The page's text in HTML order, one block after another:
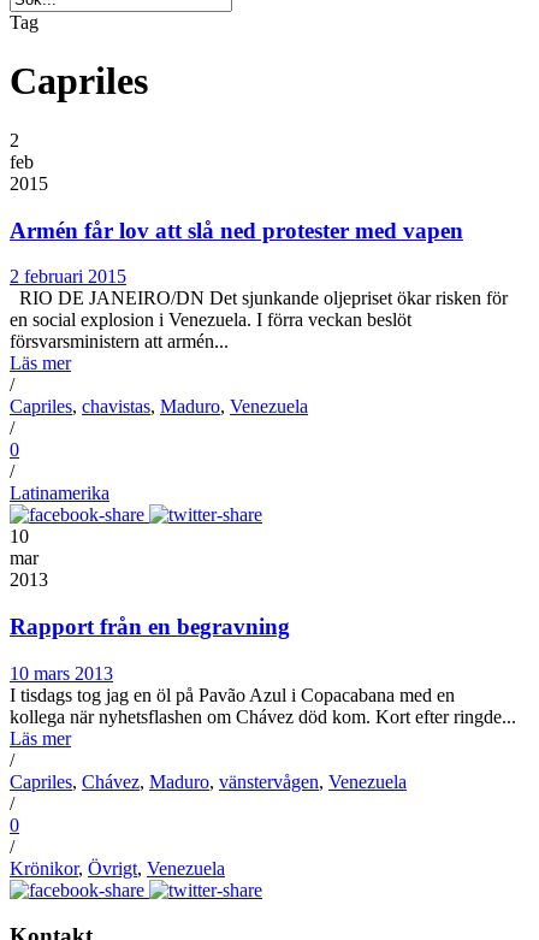
Tag
Capriles
2
feb
2015
Armén får lov att slå ned protester med vapen
2 februari 2015
RIO DE JANEIRO/DN Det sjunkande oljepriset ökar risken för
en social explosion i Venezuela. I förra veckan beslöt
försvarsministern att armén...
Läs mer
/
Capriles, chavistas, Maduro, Venezuela
/
0
/
Latinamerika
10
mar
2013
Rapport från en begravning
10 mars 2013
I tisdags tog jag en öl på Pavão Azul i Copacabana med en
kollega när nyhetsflashen om Chávez död kom. Kort efter ringde...
Läs mer
/
Capriles, Chávez, Maduro, vänstervågen, Venezuela
/
0
/
Krönikor, Övrigt, Venezuela